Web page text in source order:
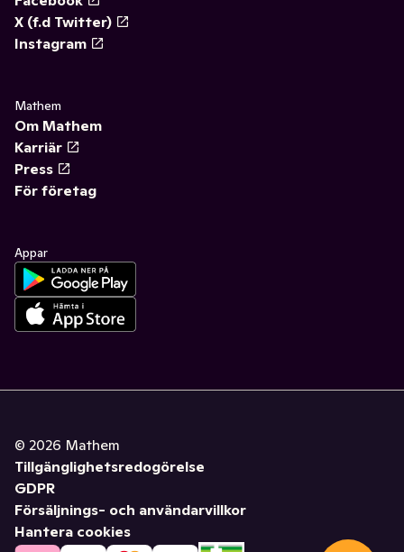
X (f.d Twitter)
Instagram
Mathem
Om Mathem
Karriär
Press
För företag
Appar
© 2026 Mathem
Tillgänglighetsredogörelse
GDPR
Försäljnings- och användarvillkor
Hantera cookies